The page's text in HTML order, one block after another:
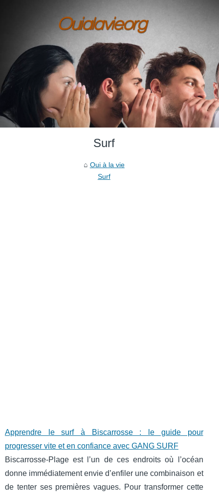
Surf
Oui à la vie
Surf
Apprendre le surf à Biscarrosse : le guide pour
progresser vite et en confiance avec GANG SURF
Biscarrosse-Plage est l’un de ces endroits où l’océan
donne immédiatement envie d’enfiler une combinaison et
de tenter ses premières vagues. Pour transformer cette